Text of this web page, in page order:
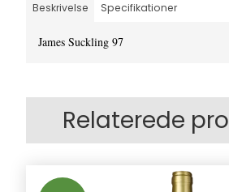
Beskrivelse Specifikationer
James Suckling 97
Relaterede